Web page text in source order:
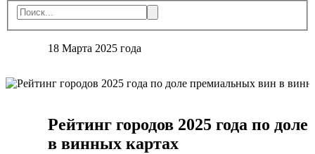
18 Марта 2025 года
Рейтинг городов 2025 года по
в винных картах